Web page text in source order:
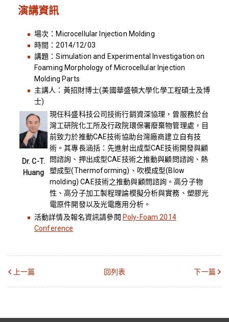
演講資訊
場次：Microcellular Injection Molding
時間：2014/12/03
講題：Simulation and Experimental Investigation on
Foaming Morphology of Microcellular Injection
Molding Parts
主講人：黃招財博士(美國華盛頓大學化學工程碩士及博
士)
Dr. C-T.
Huang
現任科盛科技公司技術行銷資深協理，曾服務於台
灣工研院化工所及行政院環保署廢棄物管理處，目
前致力於推動CAE技術協助台灣廠商建立自有技
術。其專長涵括：先進射出成型CAE技術開發與顧
問諮詢、押出成型CAE技術之推動與顧問諮詢、熱
塑成型(Thermoforming)、吹模成型(Blow
molding) CAE技術之推動與顧問諮詢。高分子物
性、高分子加工製程理論模擬分析與實務、塑膠光
電原件開發以及光電應用分析。
活動詳情及報名資訊請參閱 Poly-Foam 2014
Conference
上一篇 回列表 下一篇